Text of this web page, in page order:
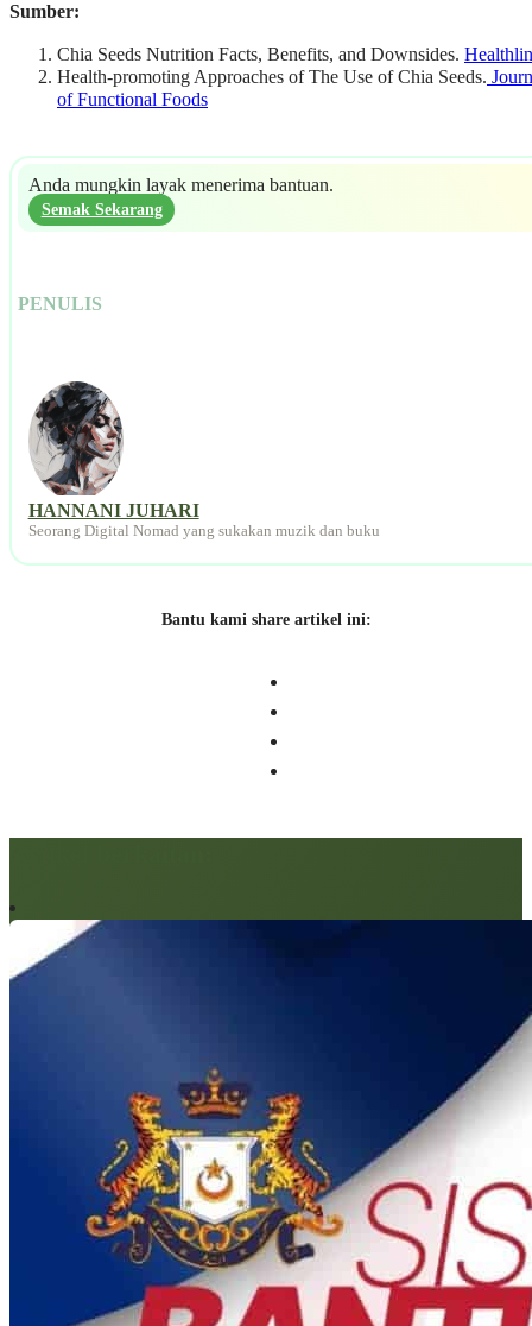
Sumber:
Chia Seeds Nutrition Facts, Benefits, and Downsides.
Health-promoting Approaches of The Use of Chia Seeds.
of Functional Foods
Anda mungkin layak menerima bantuan.
Semak Sekarang
PENULIS
HANNANI JUHARI
Seorang Digital Nomad yang sukakan muzik dan buku
Bantu kami share artikel ini: